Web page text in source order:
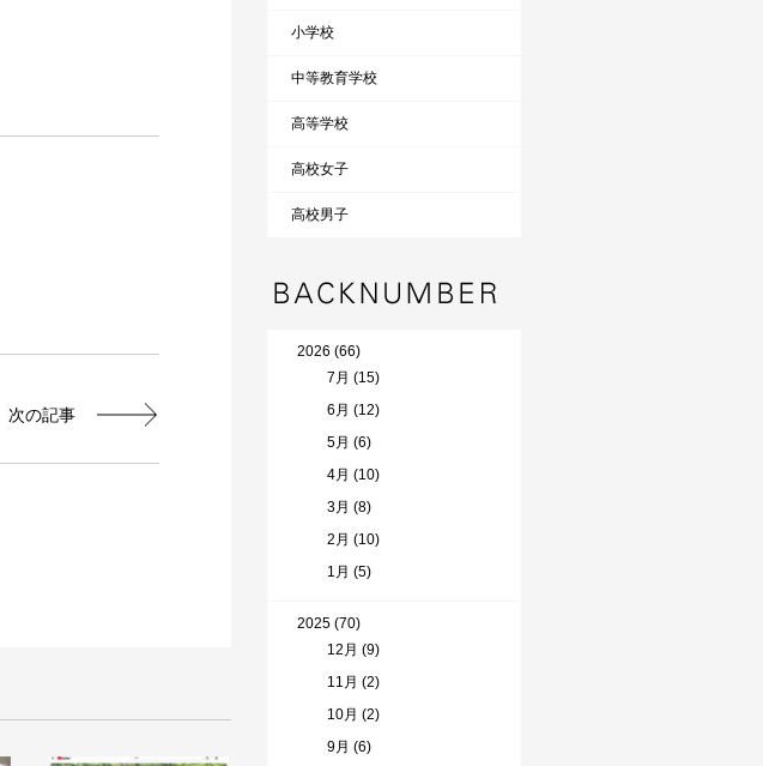
次の記事
小学校
中等教育学校
高等学校
高校女子
高校男子
2026 (66)
7月 (15)
6月 (12)
5月 (6)
4月 (10)
3月 (8)
2月 (10)
1月 (5)
2025 (70)
12月 (9)
11月 (2)
10月 (2)
9月 (6)